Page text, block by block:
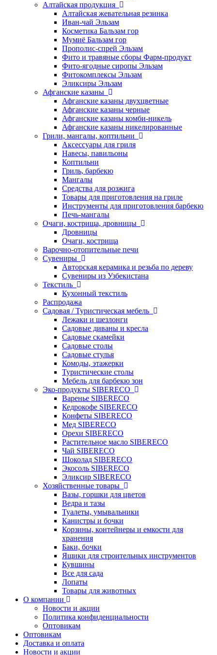
Алтайская продукция
Алтайская жевательная резинка
Иван-чай Эльзам
Косметика Бальзам гор
Мумиё Бальзам гор
Прополис-спрей Эльзам
Фито и травяные сборы Фарм-продукт
Фито-ягодные сиропы Эльзам
Фитокомплексы Эльзам
Эликсиры Эльзам
Афганские казаны
Афганские казаны двухцветные
Афганские казаны черные
Афганские казаны комби-никель
Афганские казаны никелированные
Грили, мангалы, коптильни
Аксессуары для гриля
Навесы, павильоны
Коптильни
Гриль, барбекю
Мангалы
Средства для розжига
Товары для приготовления на гриле
Инструменты для приготовления барбекю
Печь-мангалы
Очаги, кострища, дровницы
Дровницы
Очаги, кострища
Варочно-отопительные печи
Сувениры
Авторская керамика и резьба по дереву
Сувениры из Узбекистана
Текстиль
Кухонный текстиль
Распродажа
Садовая / Туристическая мебель
Лежаки и шезлонги
Садовые диваны и кресла
Садовые скамейки
Садовые столы
Садовые стулья
Комоды, этажерки
Туристические столы
Мебель для барбекю зон
Эко-продукты SIBERECO
Варенье SIBERECO
Кедрокофе SIBERECO
Конфеты SIBERECO
Мед SIBERECO
Орехи SIBERECO
Растительное масло SIBERECO
Чай SIBERECO
Шоколад SIBERECO
Экосоль SIBERECO
Эликсир SIBERECO
Хозяйственные товары
Вазы, горшки для цветов
Ведра и тазы
Туалеты, умывальники
Канистры и бочки
Корзины, контейнеры и емкости для
хранения
Баки, бочки
Ящики для строительных инструментов
Кувшины
Все для сада
Лопаты
Товары для животных
О компании
Новости и акции
Политика конфиденциальности
Оптовикам
Оптовикам
Доставка и оплата
Новости и акции